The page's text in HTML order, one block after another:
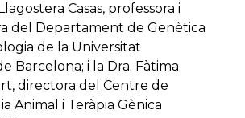
Casas, professora i
del Departament de Genètica
de la Universitat
Barcelona; i la Dra. Fàtima
directora del Centre de
Animal i Teràpia Gènica